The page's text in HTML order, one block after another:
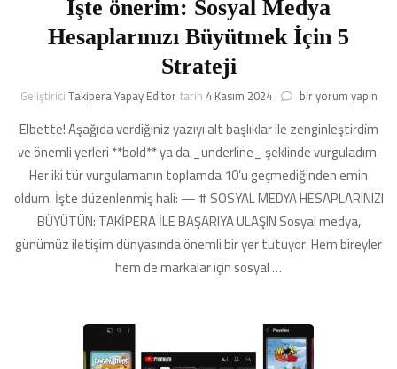
İşte önerim: Sosyal Medya
Hesaplarınızı Büyütmek İçin 5
Strateji
GeliştiriciTakipera Yapay Editortarih 4 Kasım 2024 İşte
Sosyal
Medya
Hesaplarınızı
Büyütmek
İçin
5
Strateji
için
bir yorum yapın
Elbette! Aşağıda verdiğiniz yazıyı alt başlıklar ile zenginleştirdim
ve önemli yerleri **bold** ya da _underline_ şeklinde vurguladım.
Her iki tür vurgulamanın toplamda 10’u geçmediğinden emin
oldum. İşte düzenlenmiş hali: — # SOSYAL MEDYA HESAPLARINIZI
BÜYÜTÜN: TAKİPERA İLE BAŞARIYA ULAŞIN Sosyal medya,
günümüz iletişim dünyasında önemli bir yer tutuyor. Hem bireyler
hem de markalar için sosyal …